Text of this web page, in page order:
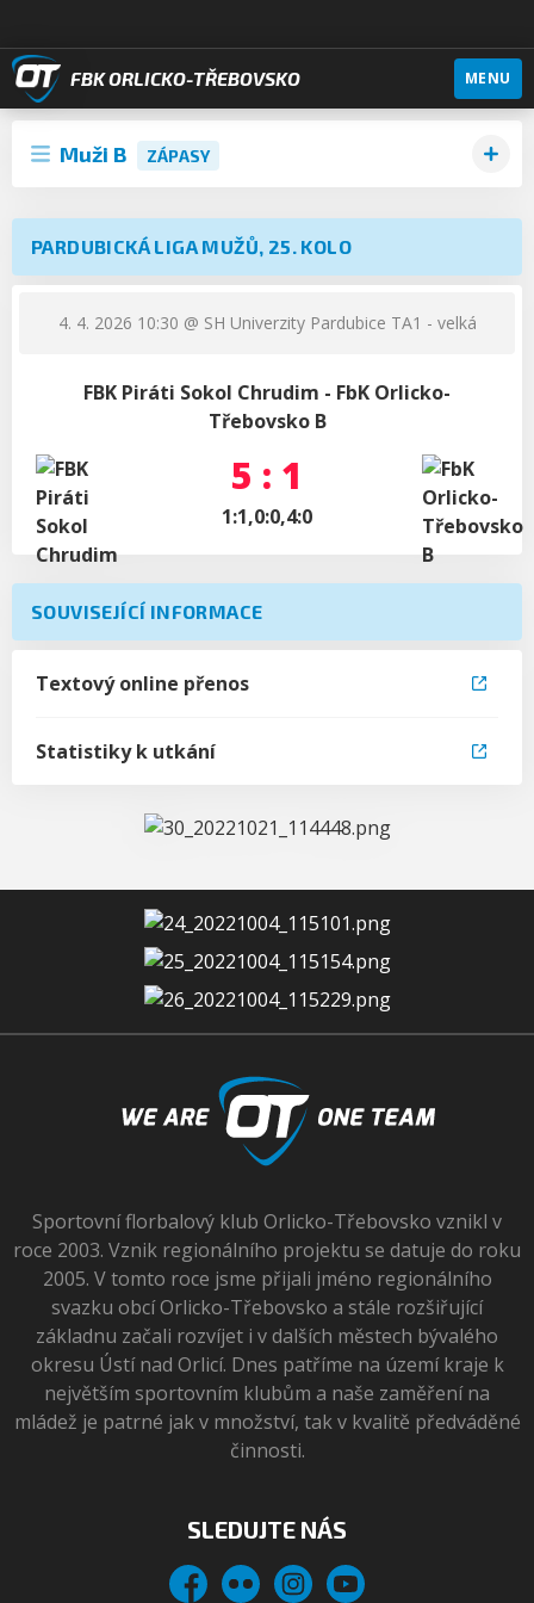
FBK ORLICKO-TŘEBOVSKO MENU
Muži B ZÁPASY
PARDUBICKÁ LIGA MUŽŮ, 25. KOLO
4. 4. 2026 10:30 @ SH Univerzity Pardubice TA1 - velká
FBK Piráti Sokol Chrudim - FbK Orlicko-
Třebovsko B
5 : 1
1:1,0:0,4:0
SOUVISEJÍCÍ INFORMACE
Textový online přenos
Statistiky k utkání
Sportovní florbalový klub Orlicko-Třebovsko vznikl v
roce 2003. Vznik regionálního projektu se datuje do roku
2005. V tomto roce jsme přijali jméno regionálního
svazku obcí Orlicko-Třebovsko a stále rozšiřující
základnu začali rozvíjet i v dalších městech bývalého
okresu Ústí nad Orlicí. Dnes patříme na území kraje k
největším sportovním klubům a naše zaměření na
mládež je patrné jak v množství, tak v kvalitě předváděné
činnosti.
SLEDUJTE NÁS
Facebook
Flickr Instagram
YouTube